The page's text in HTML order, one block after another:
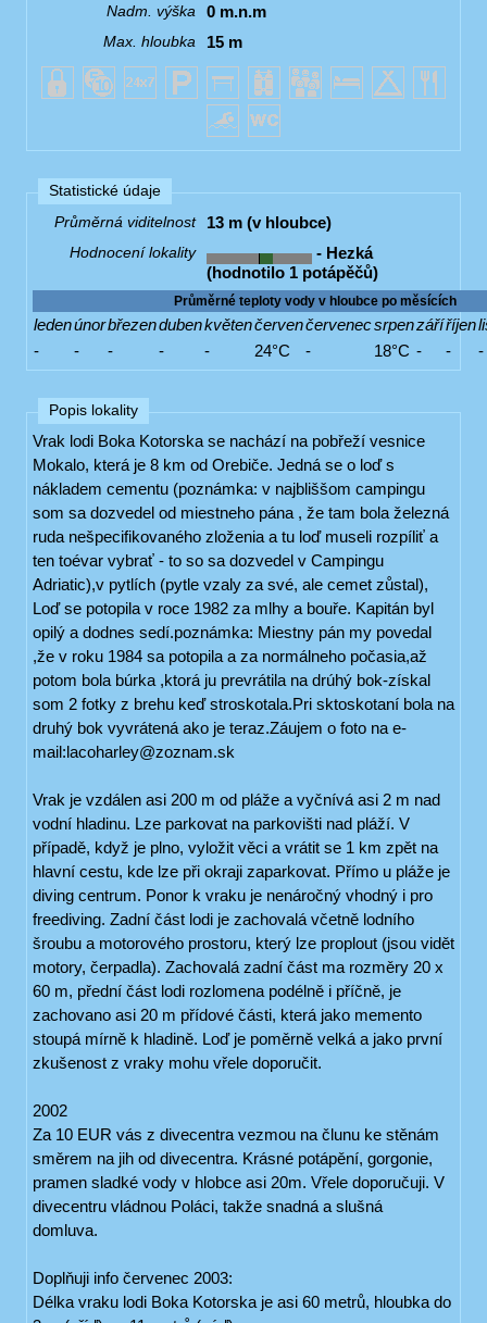
Nadm. výška 0 m.n.m
Max. hloubka 15 m
Statistické údaje
Průměrná viditelnost
13 m (v hloubce)
Hodnocení lokality
- Hezká
(hodnotilo 1 potápěčů)
Průměrné teploty vody v hloubce po měsících
ledenúnorbřezendubenkvětenčervenčervenecsrpenzáříříjen
-
- - - - 24°C - 18°C - - -
Popis lokality
Vrak lodi Boka Kotorska se nachází na pobřeží vesnice
Mokalo, která je 8 km od Orebiče. Jedná se o loď s
nákladem cementu (poznámka: v najbliššom campingu
som sa dozvedel od miestneho pána , že tam bola železná
ruda nešpecifikovaného zloženia a tu loď museli rozpíliť a
ten toévar vybrať - to so sa dozvedel v Campingu
Adriatic),v pytlích (pytle vzaly za své, ale cemet zůstal),
Loď se potopila v roce 1982 za mlhy a bouře. Kapitán byl
opilý a dodnes sedí.poznámka: Miestny pán my povedal
,že v roku 1984 sa potopila a za normálneho počasia,až
potom bola búrka ,ktorá ju prevrátila na drúhý bok-získal
som 2 fotky z brehu keď stroskotala.Pri sktoskotaní bola na
druhý bok vyvrátená ako je teraz.Záujem o foto na e-
mail:lacoharley@zoznam.sk
Vrak je vzdálen asi 200 m od pláže a vyčnívá asi 2 m nad
vodní hladinu. Lze parkovat na parkovišti nad pláží. V
případě, když je plno, vyložit věci a vrátit se 1 km zpět na
hlavní cestu, kde lze při okraji zaparkovat. Přímo u pláže je
diving centrum. Ponor k vraku je nenáročný vhodný i pro
freediving. Zadní část lodi je zachovalá včetně lodního
šroubu a motorového prostoru, který lze proplout (jsou vidět
motory, čerpadla). Zachovalá zadní část ma rozměry 20 x
60 m, přední část lodi rozlomena podélně i příčně, je
zachovano asi 20 m přídové části, která jako memento
stoupá mírně k hladině. Loď je poměrně velká a jako první
zkušenost z vraky mohu vřele doporučit.
2002
Za 10 EUR vás z divecentra vezmou na člunu ke stěnám
směrem na jih od divecentra. Krásné potápění, gorgonie,
pramen sladké vody v hlobce asi 20m. Vřele doporučuji. V
divecentru vládnou Poláci, takže snadná a slušná
domluva.
Doplňuji info červenec 2003:
Délka vraku lodi Boka Kotorska je asi 60 metrů, hloubka do